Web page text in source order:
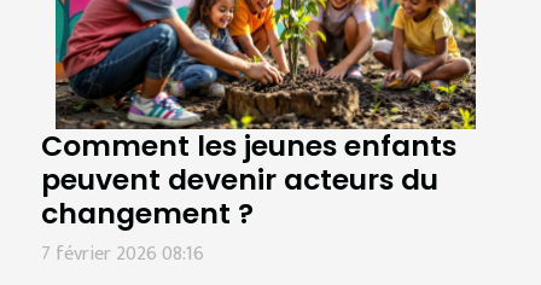
Comment les jeunes enfants
peuvent devenir acteurs du
changement ?
7 février 2026 08:16